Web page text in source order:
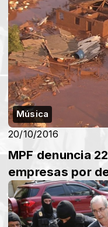
Música
20/10/2016
MPF denuncia
empresas por